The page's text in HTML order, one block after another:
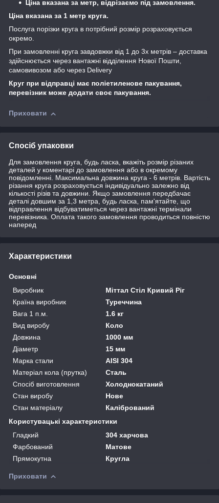
Ціна вказана за метр, відрізаємо під замовлення.
Ціна вказана за 1 метр круга.
Послуга порізки круга в потрібний розмір розраховується
окремо.
При замовленні круга завдовжки від 1 до 3х метрів – доставка
здійснюється через вантажні відділення Нової Пошти,
самовивозом або через Delivery
Круг при відправці має поліетиленове пакування,
перевізник може додати своє пакування.
Приховати
Спосіб упаковки
Для замовлення круга, будь ласка, вкажіть розмір різаних
деталей у коментарі до замовлення або в окремому
повідомленні. Максимальна довжина круга - 6 метрів. Вартість
різання круга розраховується індивідуально залежно від
кількості різів та довжини. Якщо замовлення передбачає
деталі довшим за 1,3 метра, будь ласка, пам'ятайте, що
відправлення відбуватиметься через вантажні термінали
перевізника. Оплата такого замовлення проводиться повністю
наперед
Характеристики
Основні
Виробник
Міттал Стіл Кривий Ріг
Країна виробник
Туреччина
Вага 1 п.м.
1.6 кг
Вид виробу
Коло
Довжина
1000 мм
Діаметр
15 мм
Марка стали
AISI 304
Матеріал кола (прутка)
Сталь
Спосіб виготовлення
Холоднокатаний
Стан виробу
Нове
Стан матеріалу
Калібрований
Користувацькі характеристики
Гладкий
304 харчова
Фарбований
Матове
Прямокутна
Кругла
Приховати